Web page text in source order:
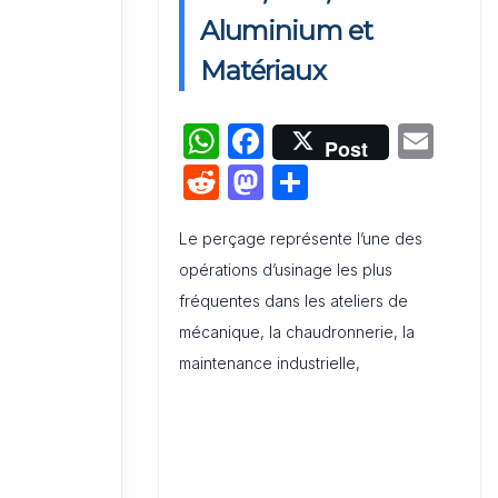
Activation de Marque : Mise en
Œuvre et Modèle de Feuille de
Route
Audit de Communication
Interne et Externe : Canevas
Word
Aluminium et
Matériaux
W
h
at
s
A
p
p
F
a
c
e
b
o
o
Post
R
d
di
t
M
st
o
d
o
ta
g
er
Le perçage représente l’une des
opérations d’usinage les plus
fréquentes dans les ateliers de
mécanique, la chaudronnerie, la
maintenance industrielle,